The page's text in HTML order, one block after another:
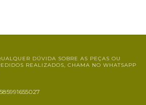
DÚVIDA SOBRE AS PEÇAS OU
REALIZADOS, CHAMA NO WHATSAPP